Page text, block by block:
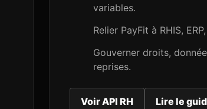
variables.
Relier PayFit à RHIS,
Gouverner droits,
reprises.
Voir API RH Lire le